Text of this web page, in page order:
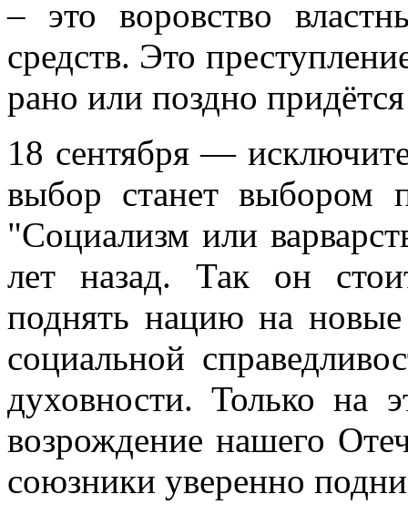
– это воровство
средств. Это
рано или поздно придётся
18 сентября —
выбор станет выбором
"Социализм или
лет назад. Так он
поднять нацию на
социальной
духовности. Только на
возрождение нашего
союзники уверенно